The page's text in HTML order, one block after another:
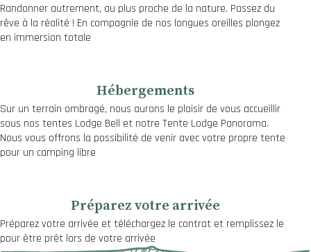
Randonner autrement, au plus proche de la nature. Passez du
rêve à la réalité ! En compagnie de nos longues oreilles plongez
en immersion totale
Hébergements
Sur un terrain ombragé, nous aurons le plaisir de vous accueillir
sous nos tentes Lodge Bell et notre Tente Lodge Panorama.
Nous vous offrons la possibilité de venir avec votre propre tente
pour un camping libre
Préparez votre arrivée
Préparez votre arrivée et téléchargez le contrat et remplissez le
pour être prêt lors de votre arrivée